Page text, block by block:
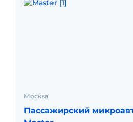
Москва
Пассажирский